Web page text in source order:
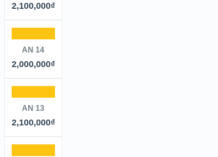
2,100,000₫
AN 14
2,000,000₫
AN 13
2,100,000₫